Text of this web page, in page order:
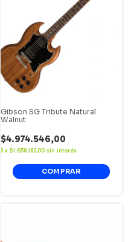
Gibson SG Tribute Natural
Walnut
$4.974.546,00
3 x $1.658.182,00 sin interés